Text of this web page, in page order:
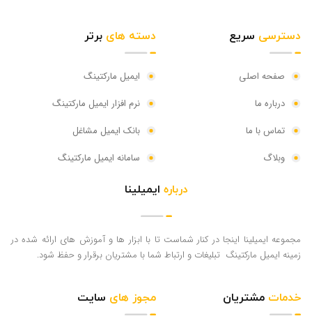
دسترسیسریع
صفحه اصلی
درباره ما
تماس با ما
وبلاگ
دسته هایبرتر
ایمیل مارکتینگ
نرم افزار ایمیل مارکتینگ
بانک ایمیل مشاغل
سامانه ایمیل مارکتینگ
دربارهایمیلینا
مجموعه ایمیلینا اینجا در کنار شماست تا با ابزار ها و آموزش های ارائه شده در
زمینه ایمیل مارکتینگ تبلیغات و ارتباط شما با مشتریان برقرار و حفظ شود.
خدماتمشتریان مجوز هایسایت